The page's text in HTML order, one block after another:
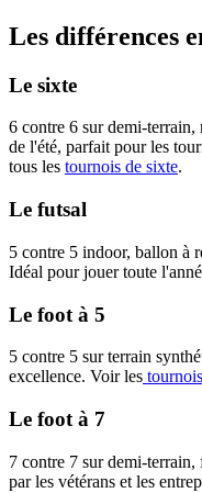
Les différences
Le sixte
6 contre 6 sur demi-terrain,
de l'été, parfait pour les
tous les tournois de sixte.
Le futsal
5 contre 5 indoor, ballon à
Idéal pour jouer toute
Le foot à 5
5 contre 5 sur terrain
excellence. Voir les
Le foot à 7
7 contre 7 sur demi-
par les vétérans et les